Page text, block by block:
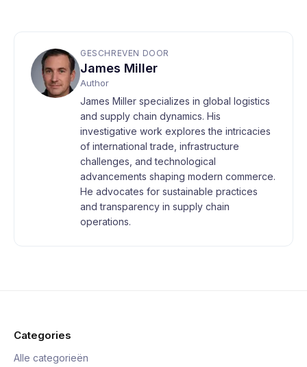
GESCHREVEN DOOR
James Miller
Author
James Miller specializes in global logistics
and supply chain dynamics. His
investigative work explores the intricacies
of international trade, infrastructure
challenges, and technological
advancements shaping modern commerce.
He advocates for sustainable practices
and transparency in supply chain
operations.
Categories
Alle categorieën